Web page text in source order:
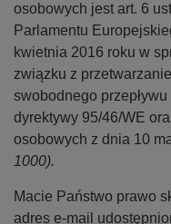
osobowych jest art. 6
Parlamentu
kwietnia 2016 roku w
związku z
swobodnego
dyrektywy 95/46/WE
osobowych z dnia 10
1000).
Macie Państwo prawo
adres e-mail